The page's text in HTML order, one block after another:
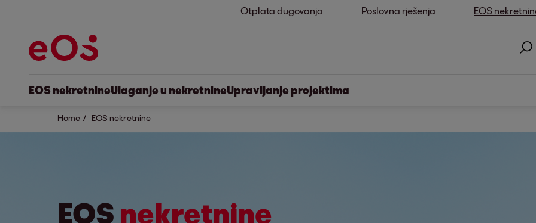
Otplata dugovanja Poslovna rješenja EOS
EOS nekretnineUlaganje u nekretnineUpravljanje projektima
Home EOS nekretnine
EOS nekretnine